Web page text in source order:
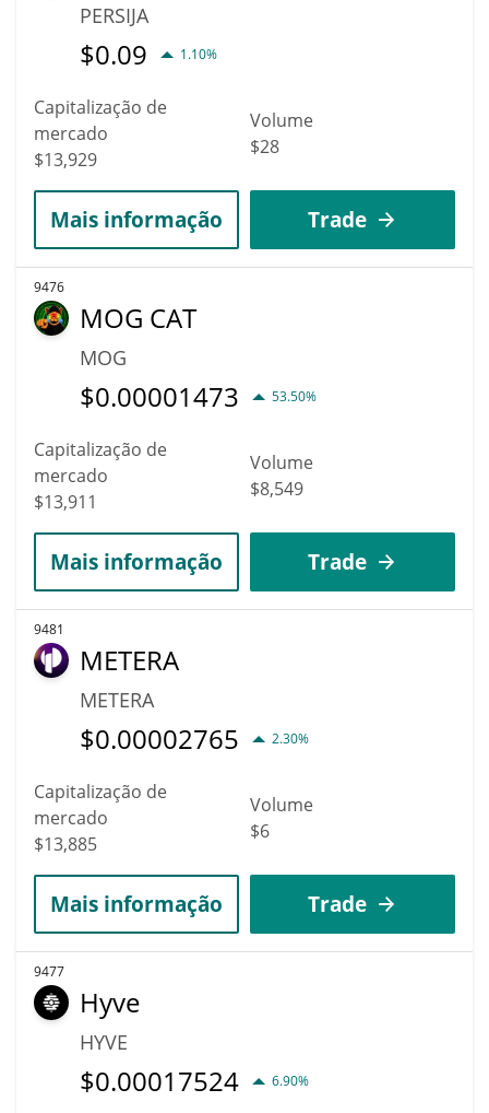
PERSIJA
$0.09 1.10%
Capitalização de
mercado
$13,929
Volume
$28
Mais informação Trade
9476
MOG CAT
MOG
$0.00001473 53.50%
Capitalização de
mercado
$13,911
Volume
$8,549
Mais informação Trade
9481
METERA
METERA
$0.00002765 2.30%
Capitalização de
mercado
$13,885
Volume
$6
Mais informação Trade
9477
Hyve
HYVE
$0.00017524 6.90%